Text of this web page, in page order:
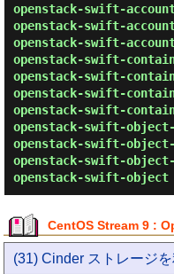
openstack-swift-
openstack-swift-
openstack-swift-
openstack-swift-
openstack-swift-
openstack-swift-
openstack-swift-
openstack-swift-
openstack-swift-
openstack-swift-
openstack-swift-object
CentOS Stream 9 :
(31) Cinder ストレージ